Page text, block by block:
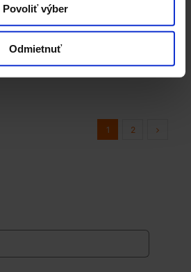
Povoliť výber
Odmietnuť
môžu podnietiť
rodinou a priateľmi ...
1 2